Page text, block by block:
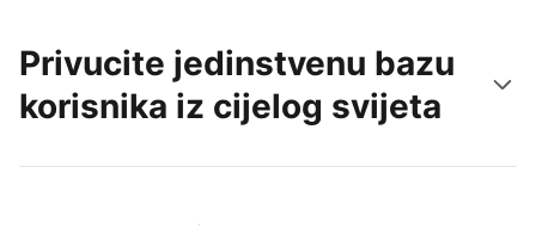
Privucite jedinstvenu bazu
korisnika iz cijelog svijeta
Doprite do novih gostiju već danas